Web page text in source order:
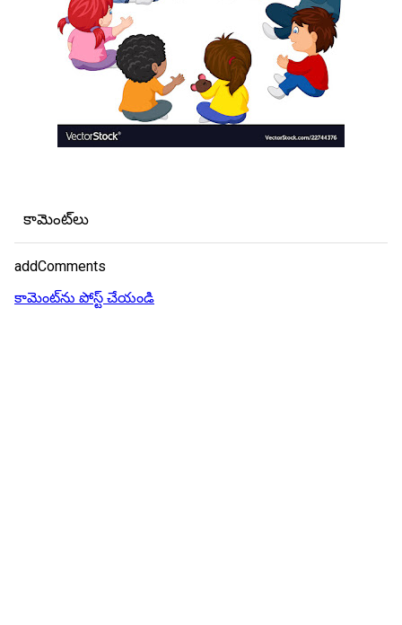
కామెంట్‌లు
addComments
కామెంట్‌ను పోస్ట్ చేయండి